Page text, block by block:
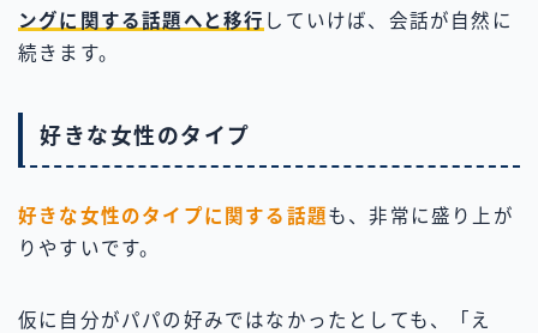
ングに関する話題へと移行 していけば、会話が自然に
続きます。
好きな女性のタイプ
好きな女性のタイプに関する話題も、非常に盛り上が
りやすいです。
仮に自分がパパの好みではなかったとしても、「え